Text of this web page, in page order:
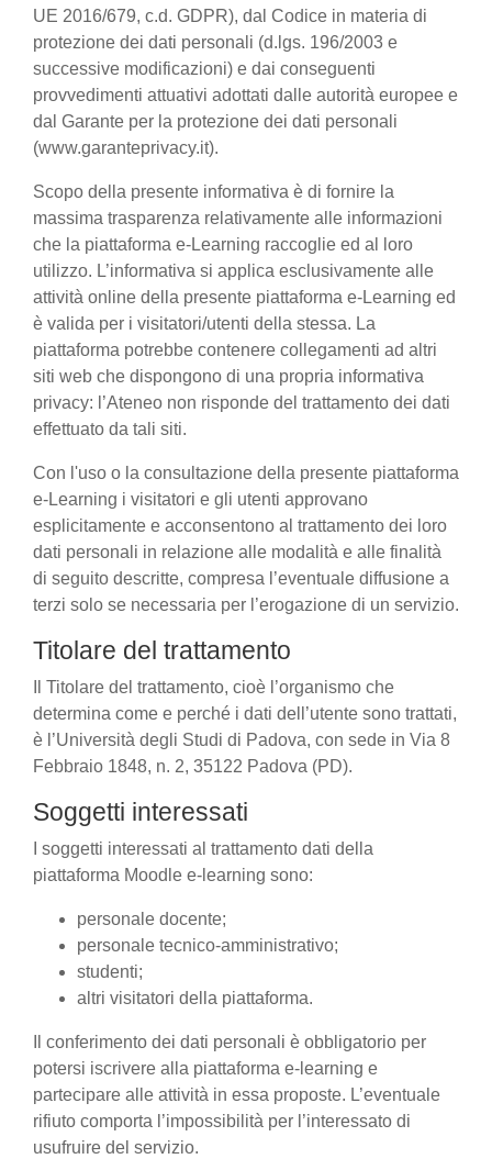
UE 2016/679, c.d. GDPR), dal Codice in materia di
protezione dei dati personali (d.lgs. 196/2003 e
successive modificazioni) e dai conseguenti
provvedimenti attuativi adottati dalle autorità europee e
dal Garante per la protezione dei dati personali
(www.garanteprivacy.it).
Scopo della presente informativa è di fornire la
massima trasparenza relativamente alle informazioni
che la piattaforma e-Learning raccoglie ed al loro
utilizzo. L’informativa si applica esclusivamente alle
attività online della presente piattaforma e-Learning ed
è valida per i visitatori/utenti della stessa. La
piattaforma potrebbe contenere collegamenti ad altri
siti web che dispongono di una propria informativa
privacy: l’Ateneo non risponde del trattamento dei dati
effettuato da tali siti.
Con l'uso o la consultazione della presente piattaforma
e-Learning i visitatori e gli utenti approvano
esplicitamente e acconsentono al trattamento dei loro
dati personali in relazione alle modalità e alle finalità
di seguito descritte, compresa l’eventuale diffusione a
terzi solo se necessaria per l’erogazione di un servizio.
Titolare del trattamento
Il Titolare del trattamento, cioè l’organismo che
determina come e perché i dati dell’utente sono trattati,
è l’Università degli Studi di Padova, con sede in Via 8
Febbraio 1848, n. 2, 35122 Padova (PD).
Soggetti interessati
I soggetti interessati al trattamento dati della
piattaforma Moodle e-learning sono:
personale docente;
personale tecnico-amministrativo;
studenti;
altri visitatori della piattaforma.
Il conferimento dei dati personali è obbligatorio per
potersi iscrivere alla piattaforma e-learning e
partecipare alle attività in essa proposte. L’eventuale
rifiuto comporta l’impossibilità per l’interessato di
usufruire del servizio.